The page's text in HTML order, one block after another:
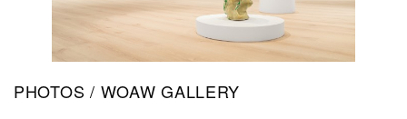
PHOTOS / WOAW GALLERY